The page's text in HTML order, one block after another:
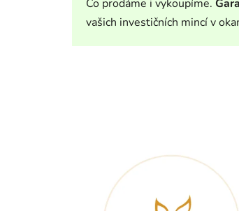
Co prodáme i vykoupíme.
vašich investičních mincí v